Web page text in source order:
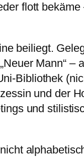
flott
beiliegt.
Mann“ –
Bibliothek
und der
und